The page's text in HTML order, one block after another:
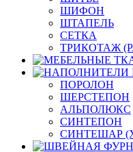
ШИФОН
ШТАПЕЛЬ
СЕТКА
ТРИКОТАЖ
ПОРОЛОН
ШЕРСТЕПОН
АЛЬПОЛЮКС
СИНТЕПОН
СИНТЕШАР